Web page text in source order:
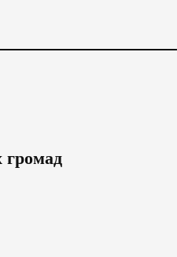
громад